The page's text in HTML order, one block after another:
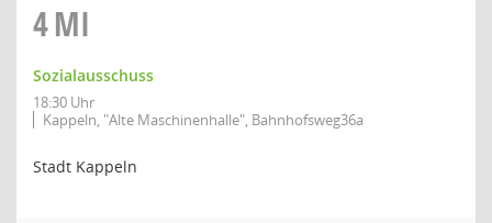
4MI
Sozialausschuss
18:30 Uhr
Kappeln, "Alte Maschinenhalle", Bahnhofsweg36a
Stadt Kappeln